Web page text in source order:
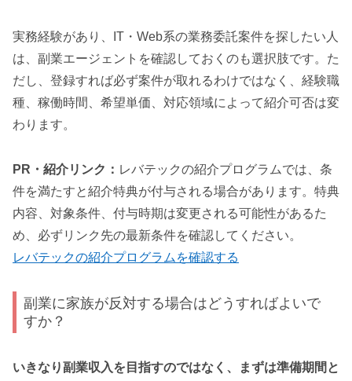
実務経験があり、IT・Web系の業務委託案件を探したい人
は、副業エージェントを確認しておくのも選択肢です。た
だし、登録すれば必ず案件が取れるわけではなく、経験職
種、稼働時間、希望単価、対応領域によって紹介可否は変
わります。
PR・紹介リンク： レバテックの紹介プログラムでは、条
件を満たすと紹介特典が付与される場合があります。特典
内容、対象条件、付与時期は変更される可能性があるた
め、必ずリンク先の最新条件を確認してください。
レバテックの紹介プログラムを確認する
副業に家族が反対する場合はどうすればよいで
すか？
いきなり副業収入を目指すのではなく、まずは準備期間と